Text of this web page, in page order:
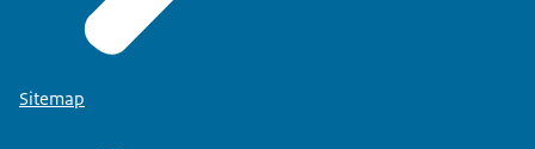
Sitemap